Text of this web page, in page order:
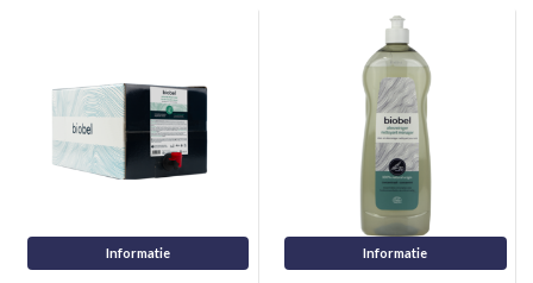
Informatie Informatie